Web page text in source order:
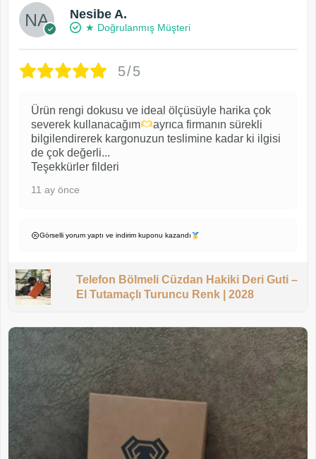
Nesibe A.
★ Doğrulanmış Müşteri
5/5
Ürün rengi dokusu ve ideal ölçüsüyle harika çok
severek kullanacağım
ayrıca firmanın sürekli
bilgilendirerek kargonuzun teslimine kadar ki ilgisi
de çok değerli...
Teşekkürler filderi
11 ay önce
Görselli yorum yaptı ve indirim kuponu kazandı
Telefon Bölmeli Cüzdan Hakiki Deri Guti –
El Tutamaçlı Turuncu Renk | 2028